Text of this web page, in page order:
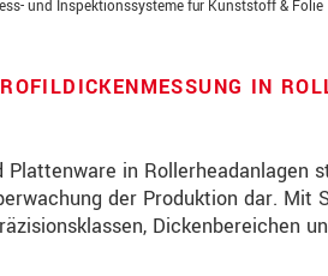
und Inspektionssysteme für Kunststoff & Folie
IN
Plattenware in Rollerheadanlagen
der Produktion dar. Mit
Dickenbereichen